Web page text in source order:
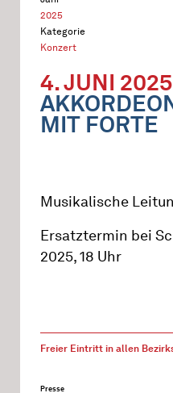
2025
Kategorie
Konzert
4. JUNI 2025
MIT FORTE
Musikalische
Ersatztermin bei
2025, 18 Uhr
Freier Eintritt in allen
Presse